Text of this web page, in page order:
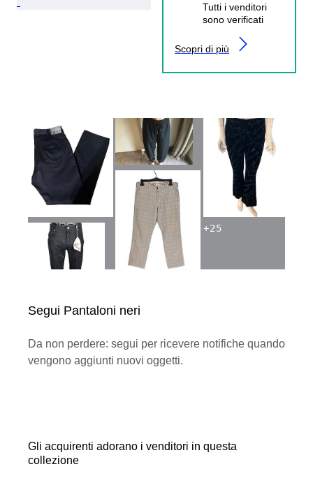
Tutti i venditori
sono verificati
Scopri di più
Segui Pantaloni neri
Da non perdere: segui per ricevere notifiche quando
vengono aggiunti nuovi oggetti.
+25
Gli acquirenti adorano i venditori in questa
collezione